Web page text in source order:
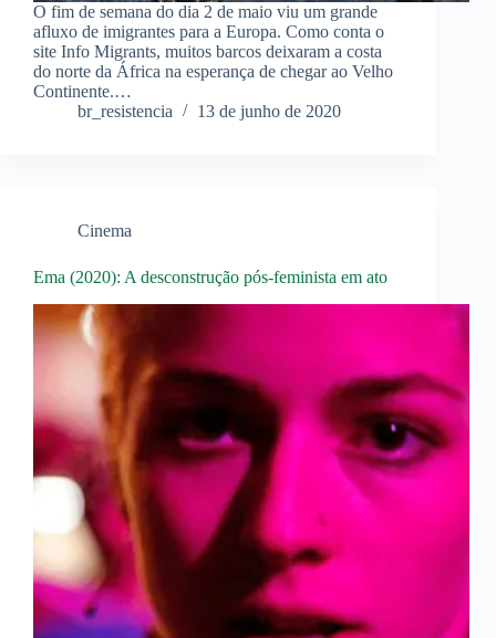
O fim de semana do dia 2 de maio viu um grande
afluxo de imigrantes para a Europa. Como conta o
site Info Migrants, muitos barcos deixaram a costa
do norte da África na esperança de chegar ao Velho
Continente.…
br_resistencia
13 de junho de 2020
Cinema
Ema (2020): A desconstrução pós-feminista em ato